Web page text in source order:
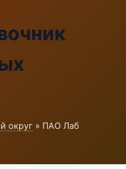
округ » ПАО Лаб